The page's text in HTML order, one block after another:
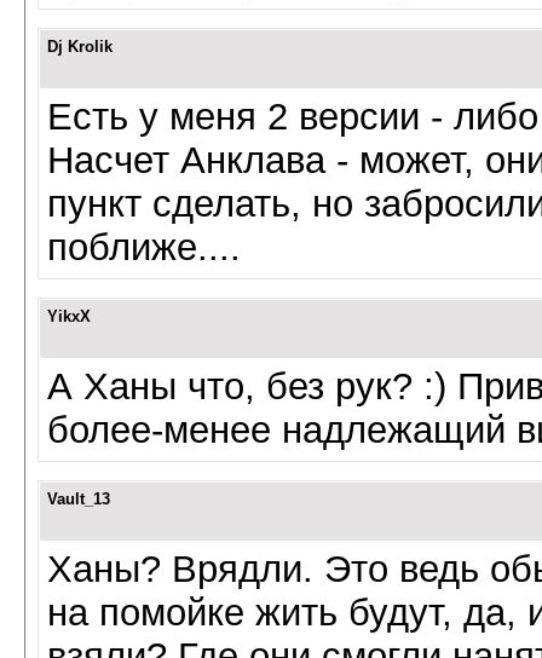
Dj Krolik
Есть у меня 2 версии -
Насчет Анклава - может,
пункт сделать, но
поближе....
YikxX
А Ханы что, без рук? :)
более-менее надлежащий
Vault_13
Ханы? Врядли. Это ведь
на помойке жить будут, да,